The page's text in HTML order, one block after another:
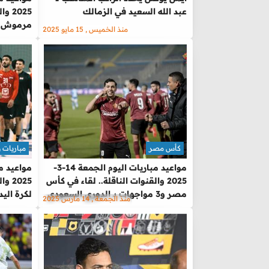
عبد الله السعيد في الزمالك
منذ الخميس , 15 مايو 2025
مرموش
مواعيد مباريات اليوم الجمعة 14-3-
2025 والقنوات الناقلة.. لقاء في كأس
مصر و3 مواجهات بـ الدوري السعودي
كأس مصر
منذ الجمعة , 14 مارس 2025
لكرة